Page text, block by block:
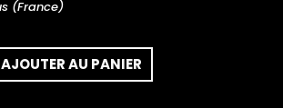
(France)
AJOUTER AU PANIER